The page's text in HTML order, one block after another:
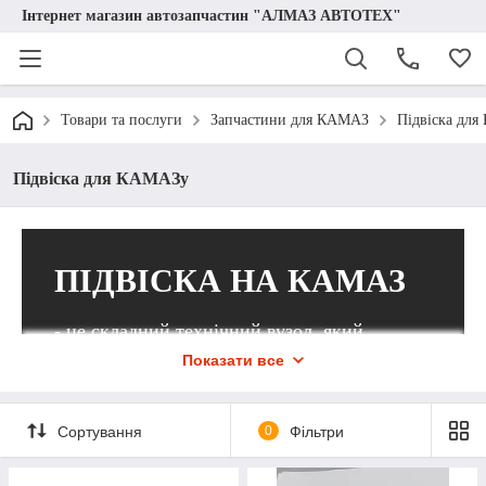
Інтернет магазин автозапчастин "АЛМАЗ АВТОТЕХ"
Товари та послуги Запчастини для КАМАЗ Підвіска
Підвіска для КАМАЗу
ПІДВІСКА НА КАМАЗ
- це складний технічний вузол, який
забезпечує надійне з’єднання між
Придбати будь-яку деталь для його
ремонту можна в інтернет-магазині
Показати все
Сортування 0 Фільтри